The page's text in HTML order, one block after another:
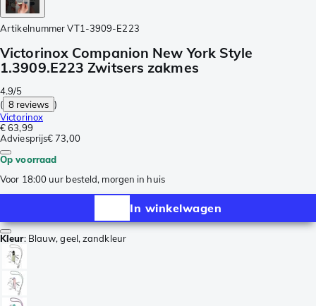
Artikelnummer VT1-3909-E223
Victorinox Companion New York Style
1.3909.E223 Zwitsers zakmes
4.9/5
( 8 reviews )
Victorinox
€ 63,99
Adviesprijs€ 73,00
Op voorraad
Voor 18:00 uur besteld, morgen in huis
In winkelwagen
Kleur: Blauw, geel, zandkleur